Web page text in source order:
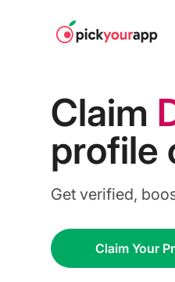
Claim
profile
Get verified,
Claim Your